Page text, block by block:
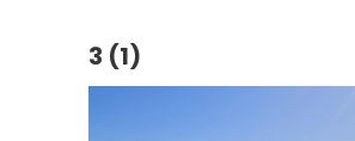
3 (1)